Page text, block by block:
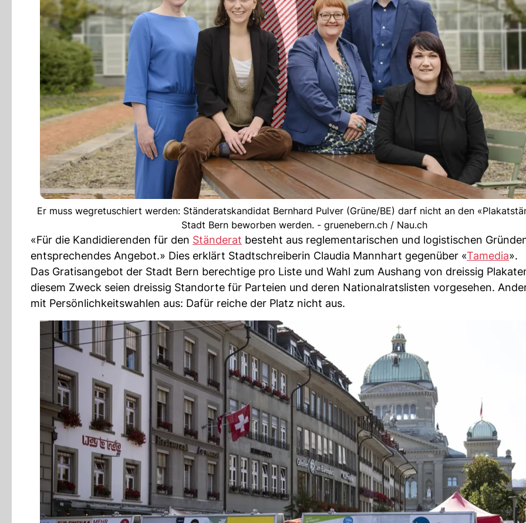
Er muss wegretuschiert werden: Ständeratskandidat Bernhard Pulver (Grüne/BE) darf nicht an den
Stadt Bern beworben werden. - gruenebern.ch / Nau.ch
«Für die Kandidierenden für den Ständerat besteht aus reglementarischen und logistischen
entsprechendes Angebot.» Dies erklärt Stadtschreiberin Claudia Mannhart gegenüber «Tamedia».
Das Gratisangebot der Stadt Bern berechtige pro Liste und Wahl zum Aushang von dreissig
diesem Zweck seien dreissig Standorte für Parteien und deren Nationalratslisten vorgesehen.
mit Persönlichkeitswahlen aus: Dafür reiche der Platz nicht aus.